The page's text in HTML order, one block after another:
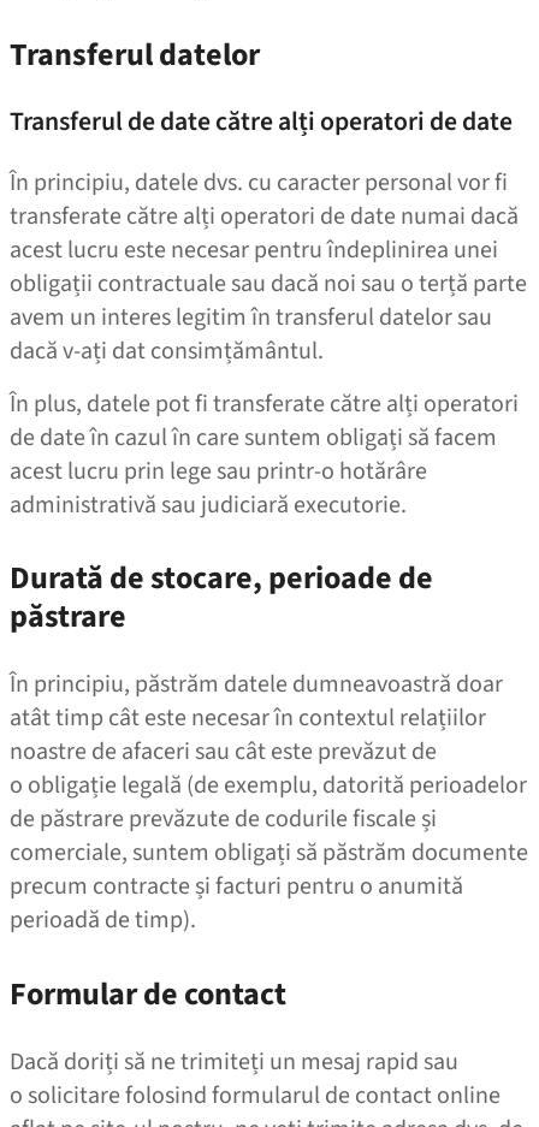
Transferul datelor
Transferul de date către alți operatori de date
În principiu, datele dvs. cu caracter personal vor fi
transferate către alți operatori de date numai dacă
acest lucru este necesar pentru îndeplinirea unei
obligații contractuale sau dacă noi sau o terță parte
avem un interes legitim în transferul datelor sau
dacă v‑ați dat consimțământul.
În plus, datele pot fi transferate către alți operatori
de date în cazul în care suntem obligați să facem
acest lucru prin lege sau printr‑o hotărâre
administrativă sau judiciară executorie.
Durată de stocare, perioade de
păstrare
În principiu, păstrăm datele dumneavoastră doar
atât timp cât este necesar în contextul relațiilor
noastre de afaceri sau cât este prevăzut de
o obligație legală (de exemplu, datorită perioadelor
de păstrare prevăzute de codurile fiscale și
comerciale, suntem obligați să păstrăm documente
precum contracte și facturi pentru o anumită
perioadă de timp).
Formular de contact
Dacă doriți să ne trimiteți un mesaj rapid sau
o solicitare folosind formularul de contact online